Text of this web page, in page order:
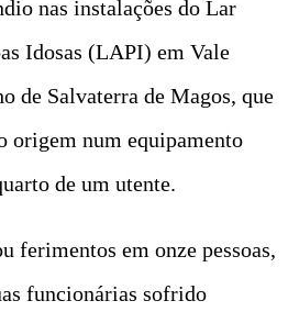
nas instalações do Lar
Idosas (LAPI) em Vale
de Salvaterra de Magos, que
origem num equipamento
de um utente.
ferimentos em onze pessoas,
funcionárias sofrido